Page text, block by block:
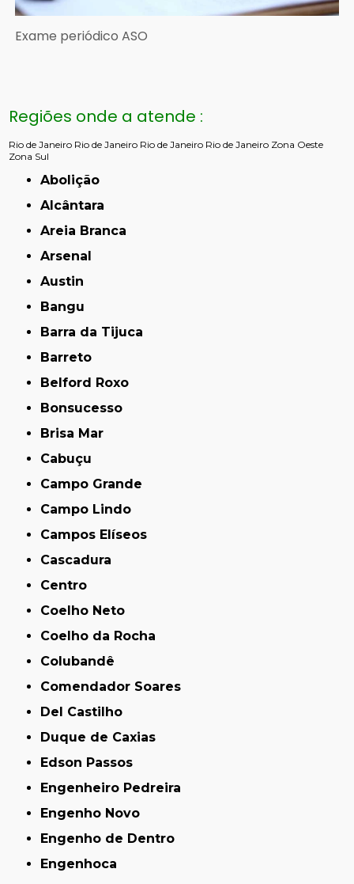
Exame periódico ASO
Regiões onde a atende :
Rio de Janeiro Rio de Janeiro Rio de Janeiro Rio de Janeiro Zona Oeste
Zona Sul
Abolição
Alcântara
Areia Branca
Arsenal
Austin
Bangu
Barra da Tijuca
Barreto
Belford Roxo
Bonsucesso
Brisa Mar
Cabuçu
Campo Grande
Campo Lindo
Campos Elíseos
Cascadura
Centro
Coelho Neto
Coelho da Rocha
Colubandê
Comendador Soares
Del Castilho
Duque de Caxias
Edson Passos
Engenheiro Pedreira
Engenho Novo
Engenho de Dentro
Engenhoca